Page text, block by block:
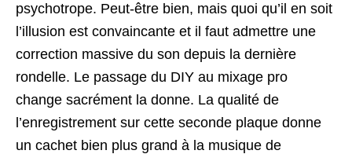
psychotrope. Peut-être bien, mais quoi qu’il en soit
l’illusion est convaincante et il faut admettre une
correction massive du son depuis la dernière
rondelle. Le passage du DIY au mixage pro
change sacrément la donne. La qualité de
l’enregistrement sur cette seconde plaque donne
un cachet bien plus grand à la musique de